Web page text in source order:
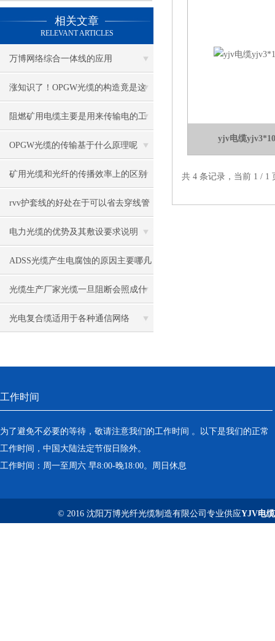
相关文章
RELEVANT ARTICLES
万博网络综合一体线的应用
涨知识了！OPGW光缆的构造竟是这
样的
阻燃矿用电缆主要是用来传输电的工
作的
OPGW光缆的传输基于什么原理呢
矿用光缆和光纤的传播效率上的区别
是什么
rvv护套线的好处在于可以省去穿线管
或者穿线槽
电力光缆的优势及其敷设要求说明
ADSS光缆产生电腐蚀的原因主要哪几
种
光缆生产厂家光缆一旦阻断会照成什
么问题
光电复合缆适用于各种通信网络
yjv电缆
共 4 条记录，当前 1 /
工作时间
为了避免不必要的等待，敬请注意我们的工作时间 。以下是我们的正常
工作时间，中国大陆法定节假日除外。
工作时间：周一至周六 早8:00-晚18:00。周日休息
© 2016 沈阳万博光纤光缆制造有限公司专业供应YJV电缆